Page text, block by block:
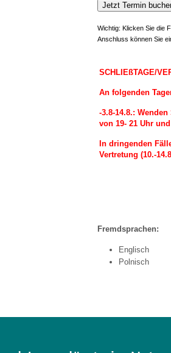
Jetzt Termin
Wichtig: Klicken Sie die
Anschluss können Sie
SCHLIEßTAGE/
An folgenden
-3.8-14.8.:
von 19- 21 Uhr
In dringenden
Vertretung (10.-
Fremdsprachen:
Englisch
Polnisch